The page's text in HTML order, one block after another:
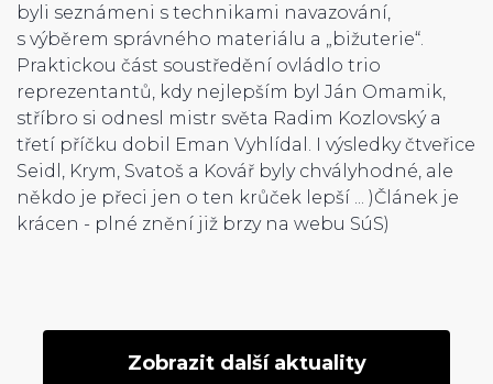
byli seznámeni s technikami navazování,
s výběrem správného materiálu a „bižuterie“.
Praktickou část soustředění ovládlo trio
reprezentantů, kdy nejlepším byl Ján Omamik,
stříbro si odnesl mistr světa Radim Kozlovský a
třetí příčku dobil Eman Vyhlídal. I výsledky čtveřice
Seidl, Krym, Svatoš a Kovář byly chvályhodné, ale
někdo je přeci jen o ten krůček lepší ... )Článek je
krácen - plné znění již brzy na webu SúS)
Zobrazit další aktuality